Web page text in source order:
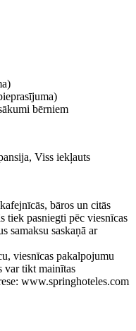
bērniem
Viss iekļauts
bāros un citās
tiek pasniegti pēc viesnīcas
samaksu saskaņā ar
viesnīcas pakalpojumu
var tikt mainītas
www.springhoteles.com